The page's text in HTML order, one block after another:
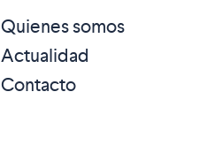
Quienes somos
Actualidad
Contacto